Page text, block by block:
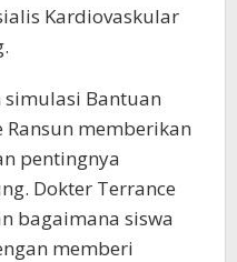
Kardiovaskular
Bantuan
memberikan
pentingnya
Dokter Terrance
bagaimana siswa
memberi